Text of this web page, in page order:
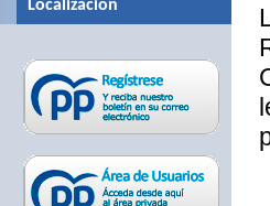
Localizacion